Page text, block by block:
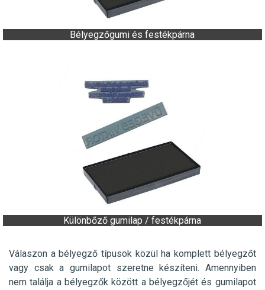
Bélyegzőgumi és festékpárna
Különbőző gumilap / festékpárna
Válaszon a bélyegző típusok közül ha komplett bélyegzőt
vagy csak a gumilapot szeretne készíteni. Amennyiben
nem találja a bélyegzők között a bélyegzőjét és gumilapot